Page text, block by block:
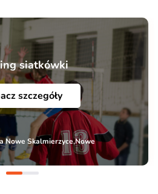
siatkówki
szczegóły
Nowe Skalmierzyce,Nowe